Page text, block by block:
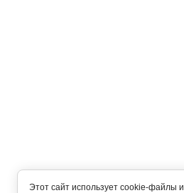
Этот сайт использует cookie-файлы и